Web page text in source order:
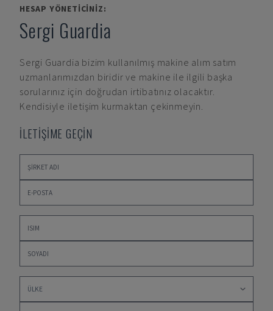
HESAP YÖNETICINIZ:
Sergi Guardia
Sergi Guardia bizim kullanılmış makine alım satım
uzmanlarımızdan biridir ve makine ile ilgili başka
sorularınız için doğrudan irtibatınız olacaktır.
Kendisiyle iletişim kurmaktan çekinmeyin.
İLETİŞİME GEÇİN